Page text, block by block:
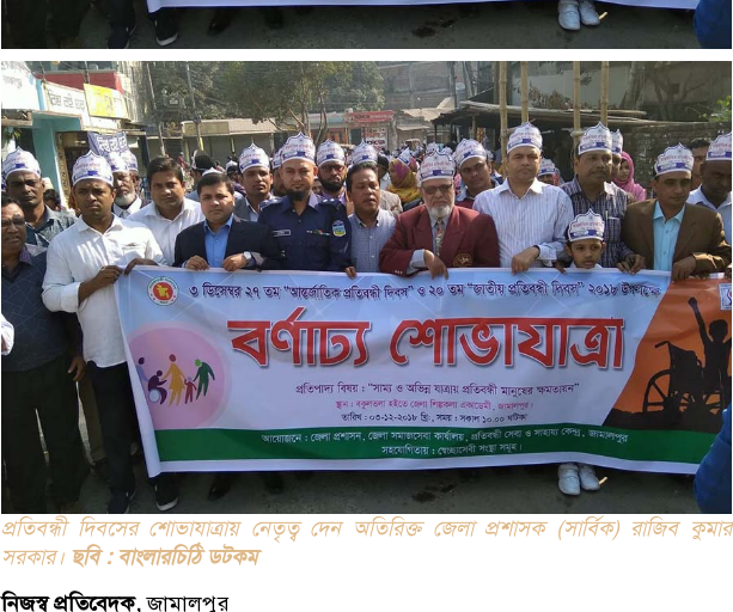
প্রতিবন্ধী দিবসের শোভাযাত্রায় নেতৃত্ব দেন অতিরিক্ত জেলা প্রশাসক (সার্বিক) রাজিব কুমার
সরকার। ছবি : বাংলারচিঠি ডটকম
নিজস্ব প্রতিবেদক,জামালপুর